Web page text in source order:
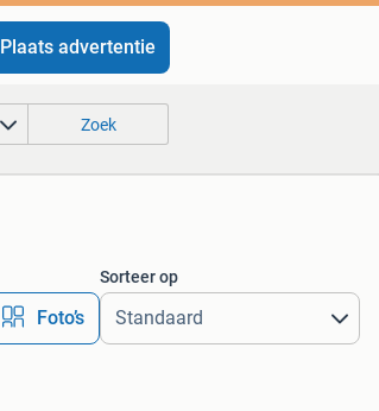
Plaats advertentie
Zoek
Foto’s
Sorteer op